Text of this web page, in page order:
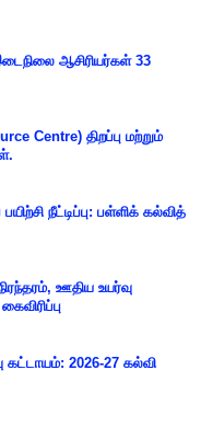
ஆசிரியர்கள் 33
Centre) திறப்பு மற்றும்
நீட்டிப்பு: பள்ளிக் கல்வித்
ஊதிய உயர்வு
கட்டாயம்: 2026-27 கல்வி